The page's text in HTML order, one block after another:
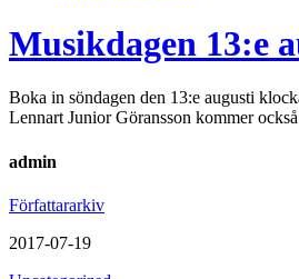
Musikdagen 13:e
Boka in söndagen den 13:e augusti
Lennart Junior Göransson kommer
admin
Författararkiv
2017-07-19